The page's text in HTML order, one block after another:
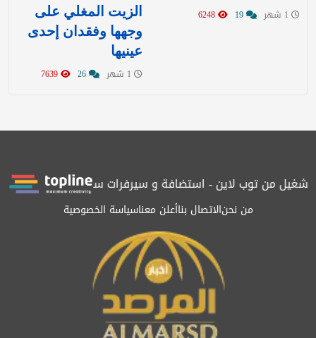
الزيت المغلي على
وجهها وفقدان إحدى
عينيها
من توب لاين - استضافة و سيرفرات سعوديةالمرصد حاصلة
من نحنالاتصال بناأعلن معناسياسة الخصوصية